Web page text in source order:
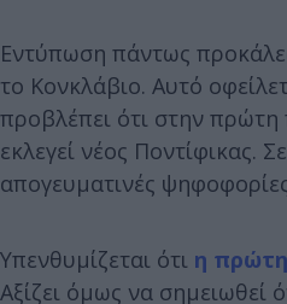
Εντύπωση πάντως
το Κονκλάβιο. Αυτό
προβλέπει ότι στην
εκλεγεί νέος Ποντίφικας.
απογευματινές
Υπενθυμίζεται ότι η
Αξίζει όμως να σημειωθεί